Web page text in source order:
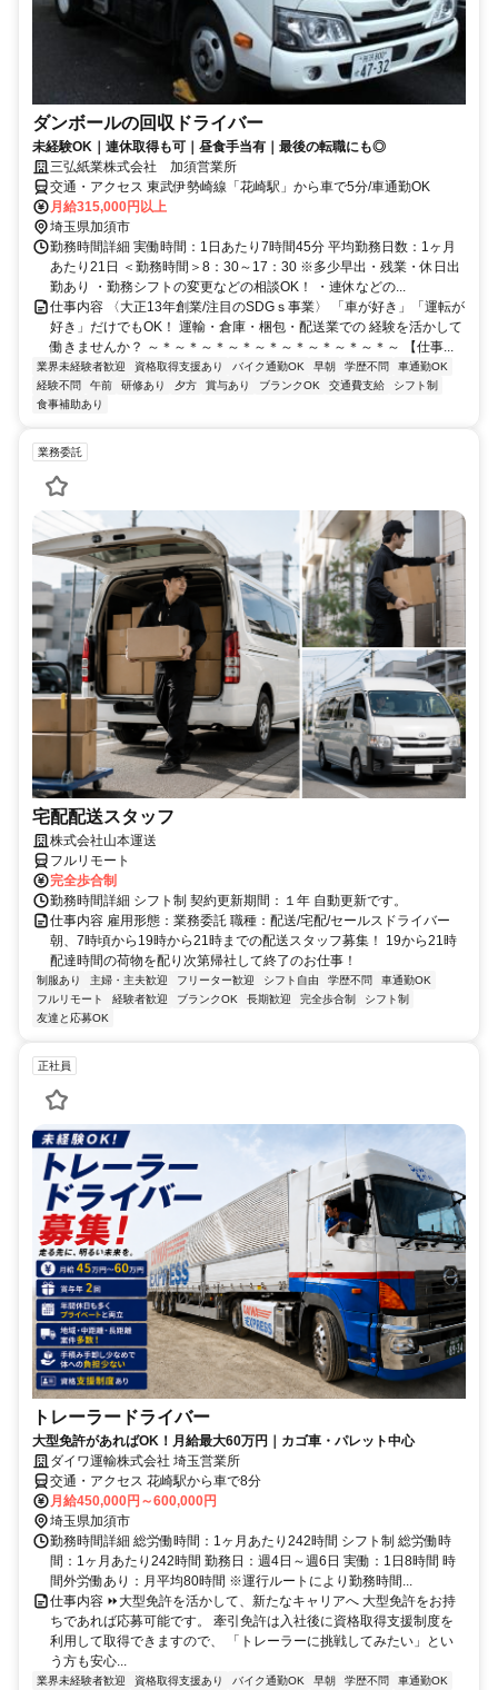
ダンボールの回収ドライバー
未経験OK｜連休取得も可｜昼食手当有｜最後の転職にも◎
三弘紙業株式会社 加須営業所
交通・アクセス 東武伊勢崎線「花崎駅」から車で5分/車通勤OK
月給315,000円以上
埼玉県加須市
勤務時間詳細 実働時間：1日あたり7時間45分 平均勤務日数：1ヶ月
あたり21日 ＜勤務時間＞8：30～17：30 ※多少早出・残業・休日出
勤あり ・勤務シフトの変更などの相談OK！ ・連休などの...
仕事内容 〈大正13年創業/注目のSDGｓ事業〉 「車が好き」「運転が
好き」だけでもOK！ 運輸・倉庫・梱包・配送業での 経験を活かして
働きませんか？ ～＊～＊～＊～＊～＊～＊～＊～＊～＊～ 【仕事...
業界未経験者歓迎 資格取得支援あり バイク通勤OK 早朝 学歴不問
車通勤OK
経験不問
午前 研修あり 夕方 賞与あり ブランクOK 交通費支給
シフト制
食事補助あり
業務委託
宅配配送スタッフ
株式会社山本運送
フルリモート
完全歩合制
勤務時間詳細 シフト制 契約更新期間：１年 自動更新です。
仕事内容 雇用形態：業務委託 職種：配送/宅配/セールスドライバー
朝、7時頃から19時から21時までの配送スタッフ募集！ 19から21時
配達時間の荷物を配り次第帰社して終了のお仕事！
制服あり 主婦・主夫歓迎 フリーター歓迎 シフト自由 学歴不問
車通勤OK
フルリモート
経験者歓迎 ブランクOK 長期歓迎 完全歩合制
シフト制
友達と応募OK
正社員
トレーラードライバー
大型免許があればOK！月給最大60万円｜カゴ車・パレット中心
ダイワ運輸株式会社 埼玉営業所
交通・アクセス 花崎駅から車で8分
月給450,000円～600,000円
埼玉県加須市
勤務時間詳細 総労働時間：1ヶ月あたり242時間 シフト制 総労働時
間：1ヶ月あたり242時間 勤務日：週4日～週6日 実働：1日8時間 時
間外労働あり：月平均80時間 ※運行ルートにより勤務時間...
仕事内容 ⏩大型免許を活かして、新たなキャリアへ 大型免許をお持
ちであれば応募可能です。 牽引免許は入社後に資格取得支援制度を
利用して取得できますので、 「トレーラーに挑戦してみたい」とい
う方も安心...
業界未経験者歓迎 資格取得支援あり バイク通勤OK 早朝 学歴不問 車通勤OK